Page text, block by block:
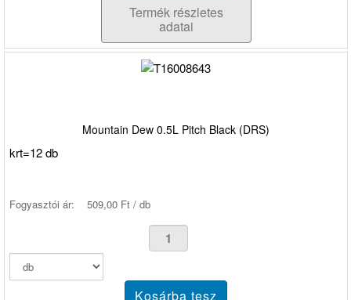
Termék részletes
adatai
Mountain Dew 0.5L Pitch Black (DRS)
krt=12 db
Fogyasztói ár: 509,00 Ft / db